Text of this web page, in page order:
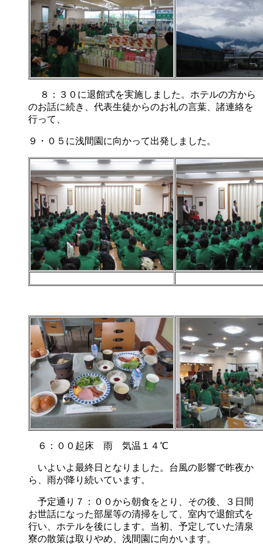
８：３０に退館式を実施しました。ホテルの方から
のお話に続き、代表生徒からのお礼の言葉、諸連絡を
行って、
９・０５に浅間園に向かって出発しました。
６：００起床 雨 気温１４℃
いよいよ最終日となりました。台風の影響で昨夜か
ら、雨が降り続いています。
予定通り７：００から朝食をとり、その後、３日間
お世話になった部屋等の清掃をして、室内で退館式を
行い、ホテルを後にします。当初、予定していた清泉
寮の散策は取りやめ、浅間園に向かいます。